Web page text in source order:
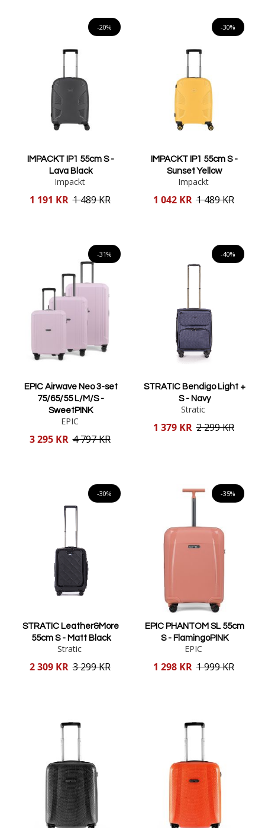
-20%
IMPACKT IP1 55cm S -
Lava Black
Impackt
Reducerat
1 191 KR 1 489 KR
-30%
IMPACKT IP1 55cm S -
Sunset Yellow
Impackt
Reducerat
1 042 KR 1 489 KR
-31%
EPIC Airwave Neo 3-set
75/65/55 L/M/S -
SweetPINK
EPIC
Reducerat
3 295 KR 4 797 KR
-40%
STRATIC Bendigo Light +
S - Navy
Stratic
Reducerat
1 379 KR 2 299 KR
-30%
STRATIC Leather&More
55cm S - Matt Black
Stratic
Reducerat
2 309 KR 3 299 KR
-35%
EPIC PHANTOM SL 55cm
S - FlamingoPINK
EPIC
Reducerat
1 298 KR 1 999 KR